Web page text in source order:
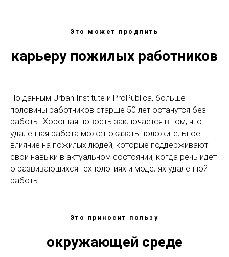
Это может продлить
карьеру пожилых работников
По данным Urban Institute и ProPublica, больше
половины работников старше 50 лет останутся без
работы. Хорошая новость заключается в том, что
удаленная работа может оказать положительное
влияние на пожилых людей, которые поддерживают
свои навыки в актуальном состоянии, когда речь идет
о развивающихся технологиях и моделях удаленной
работы.
Это приносит пользу
окружающей среде